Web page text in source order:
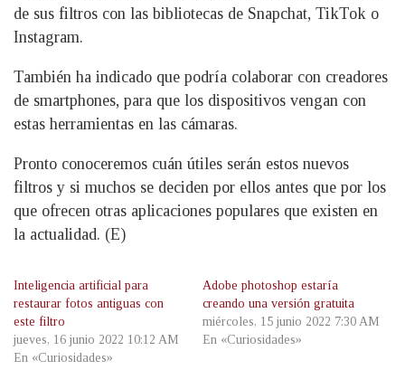
de sus filtros con las bibliotecas de Snapchat, TikTok o
Instagram.
También ha indicado que podría colaborar con creadores
de smartphones, para que los dispositivos vengan con
estas herramientas en las cámaras.
Pronto conoceremos cuán útiles serán estos nuevos
filtros y si muchos se deciden por ellos antes que por los
que ofrecen otras aplicaciones populares que existen en
la actualidad. (E)
Inteligencia artificial para
restaurar fotos antiguas con
este filtro
jueves, 16 junio 2022 10:12 AM
En «Curiosidades»
Adobe photoshop estaría
creando una versión gratuita
miércoles, 15 junio 2022 7:30 AM
En «Curiosidades»